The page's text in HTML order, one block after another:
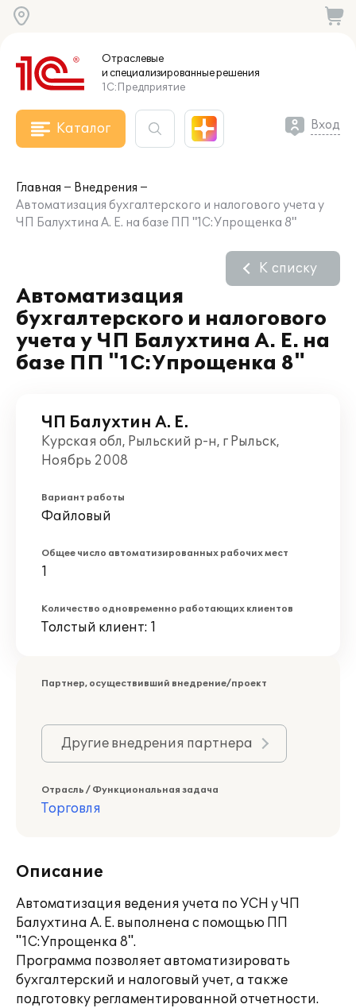
Отраслевые
и специализированныерешения
1С:Предприятие
Каталог Вход
Главная
Внедрения
Автоматизация бухгалтерского и налогового учета у
ЧП Балухтина А. Е. на базе ПП "1С:Упрощенка 8"
Автоматизация
бухгалтерского и налогового
учета у ЧП Балухтина А. Е. на
базе ПП "1С:Упрощенка 8"
К списку
ЧП Балухтин А. Е.
Курская обл, Рыльский р-н, г Рыльск,
Ноябрь 2008
Вариант работы
Файловый
Общее число автоматизированных рабочих мест
1
Количество одновременно работающих клиентов
Толстый клиент: 1
Партнер, осуществивший внедрение/проект
Другие внедрения партнера
Отрасль / Функциональная задача
Торговля
Описание
Автоматизация ведения учета по УСН у ЧП
Балухтина А. Е. выполнена с помощью ПП
"1С:Упрощенка 8".
Программа позволяет автоматизировать
бухгалтерский и налоговый учет, а также
подготовку регламентированной отчетности.